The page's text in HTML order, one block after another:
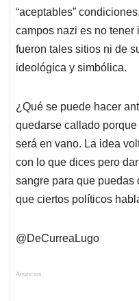
“aceptables”
campos nazi es no
fueron tales sitios ni de
ideológica y simbólica.
¿Qué se puede hacer
quedarse callado
será en vano. La idea
con lo que dices pero
sangre para que puedas
que ciertos políticos
@DeCurreaLugo
Anuncios.